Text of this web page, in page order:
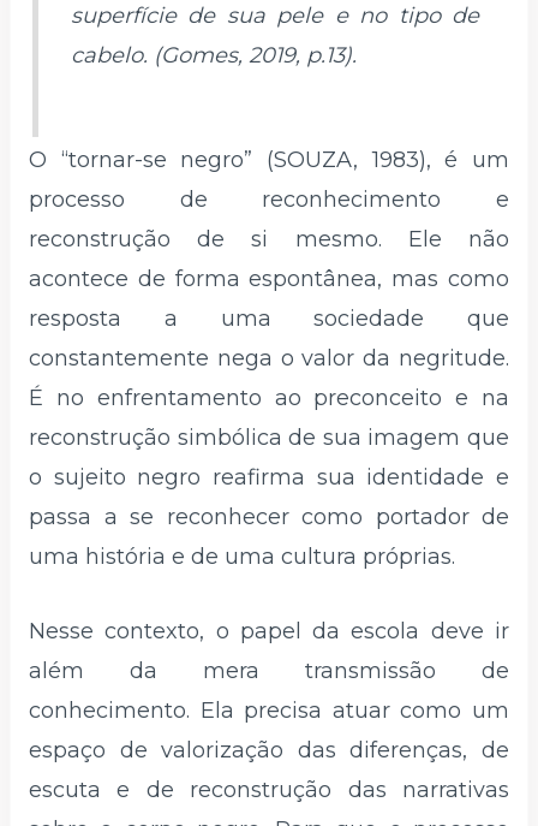
superfície de sua pele e no tipo de
cabelo. (Gomes, 2019, p.13).
O “tornar-se negro” (SOUZA, 1983), é um
processo de reconhecimento e
reconstrução de si mesmo. Ele não
acontece de forma espontânea, mas como
resposta a uma sociedade que
constantemente nega o valor da negritude.
É no enfrentamento ao preconceito e na
reconstrução simbólica de sua imagem que
o sujeito negro reafirma sua identidade e
passa a se reconhecer como portador de
uma história e de uma cultura próprias.
Nesse contexto, o papel da escola deve ir
além da mera transmissão de
conhecimento. Ela precisa atuar como um
espaço de valorização das diferenças, de
escuta e de reconstrução das narrativas